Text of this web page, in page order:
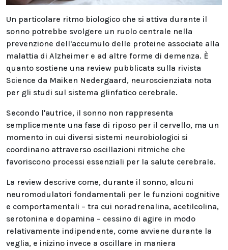
Un particolare ritmo biologico che si attiva durante il
sonno potrebbe svolgere un ruolo centrale nella
prevenzione dell'accumulo delle proteine associate alla
malattia di Alzheimer e ad altre forme di demenza. È
quanto sostiene una review pubblicata sulla rivista
Science da Maiken Nedergaard, neuroscienziata nota
per gli studi sul sistema glinfatico cerebrale.
Secondo l'autrice, il sonno non rappresenta
semplicemente una fase di riposo per il cervello, ma un
momento in cui diversi sistemi neurobiologici si
coordinano attraverso oscillazioni ritmiche che
favoriscono processi essenziali per la salute cerebrale.
La review descrive come, durante il sonno, alcuni
neuromodulatori fondamentali per le funzioni cognitive
e comportamentali – tra cui noradrenalina, acetilcolina,
serotonina e dopamina – cessino di agire in modo
relativamente indipendente, come avviene durante la
veglia, e inizino invece a oscillare in maniera